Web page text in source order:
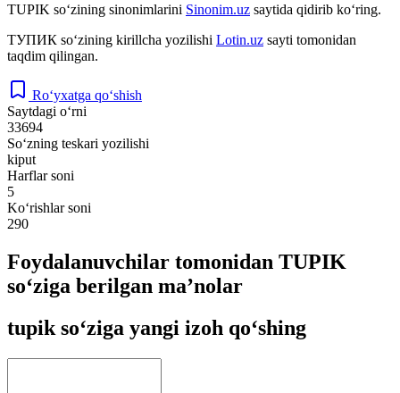
TUPIK so‘zining sinonimlarini Sinonim.uz saytida qidirib ko‘ring.
ТУПИК so‘zining kirillcha yozilishi Lotin.uz sayti tomonidan
taqdim qilingan.
Ro‘yxatga qo‘shish
Saytdagi o‘rni
33694
So‘zning teskari yozilishi
kiput
Harflar soni
5
Ko‘rishlar soni
290
Foydalanuvchilar tomonidan TUPIK
so‘ziga berilgan ma’nolar
tupik so‘ziga yangi izoh qo‘shing